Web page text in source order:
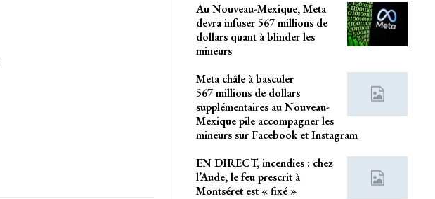
Au Nouveau-Mexique, Meta
devra infuser 567 millions de
dollars quant à blinder les
mineurs
Meta châle à basculer
567 millions de dollars
supplémentaires au Nouveau-
Mexique pile accompagner les
mineurs sur Facebook et Instagram
EN DIRECT, incendies : chez
l’Aude, le feu prescrit à
Montséret est « fixé »